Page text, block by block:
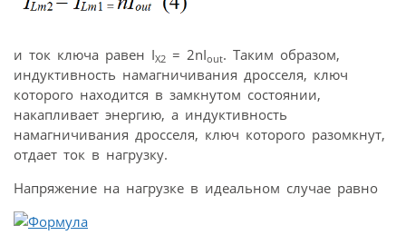
и ток ключа равен IX2 = 2nIout. Таким образом,
индуктивность намагничивания дросселя, ключ
которого находится в замкнутом состоянии,
накапливает энергию, а индуктивность
намагничивания дросселя, ключ которого разомкнут,
отдает ток в нагрузку.
Напряжение на нагрузке в идеальном случае равно